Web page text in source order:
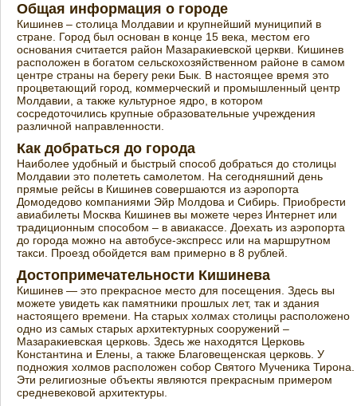
Общая информация о городе
Кишинев – столица Молдавии и крупнейший муниципий в
стране. Город был основан в конце 15 века, местом его
основания считается район Мазаракиевской церкви. Кишинев
расположен в богатом сельскохозяйственном районе в самом
центре страны на берегу реки Бык. В настоящее время это
процветающий город, коммерческий и промышленный центр
Молдавии, а также культурное ядро, в котором
сосредоточились крупные образовательные учреждения
различной направленности.
Как добраться до города
Наиболее удобный и быстрый способ добраться до столицы
Молдавии это полететь самолетом. На сегодняшний день
прямые рейсы в Кишинев совершаются из аэропорта
Домодедово компаниями Эйр Молдова и Сибирь. Приобрести
авиабилеты Москва Кишинев вы можете через Интернет или
традиционным способом – в авиакассе. Доехать из аэропорта
до города можно на автобусе-экспресс или на маршрутном
такси. Проезд обойдется вам примерно в 8 рублей.
Достопримечательности Кишинева
Кишинев — это прекрасное место для посещения. Здесь вы
можете увидеть как памятники прошлых лет, так и здания
настоящего времени. На старых холмах столицы расположено
одно из самых старых архитектурных сооружений –
Мазаракиевская церковь. Здесь же находятся Церковь
Константина и Елены, а также Благовещенская церковь. У
подножия холмов расположен собор Святого Мученика Тирона.
Эти религиозные объекты являются прекрасным примером
средневековой архитектуры.